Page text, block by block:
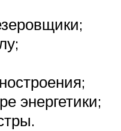
энергетики;